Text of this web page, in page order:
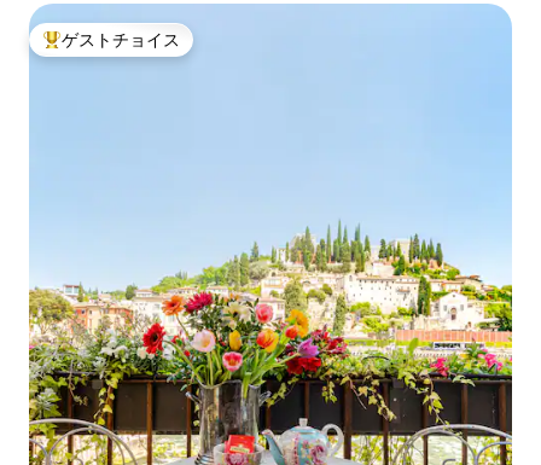
大好評のゲストチョイスです。
ゲストチョイス